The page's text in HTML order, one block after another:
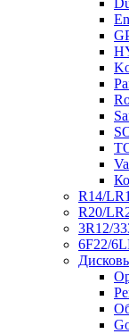
R14/
R20/
3R12/
6F22/